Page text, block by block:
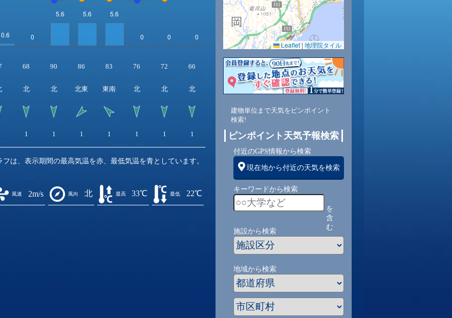
68 90 86 83 76 72 66 51 45 42 40
北 北 北東 東南 北 北 北 北 北 北
1 1 1 1 1 1 1 2 2 2 2
は、表示期間の最高気温を赤、最低気温を青としています。
風速 2m/s 風向 北 最高 33℃ 最低 22℃
Leaflet | 地理院タイル
建物単位まで天気をピンポイント
検索!
ピンポイント天気予報検索
付近のGPS情報から検索
現在地から付近の天気を検索
キーワードから検索
を
含
む
施設から検索
地域から検索